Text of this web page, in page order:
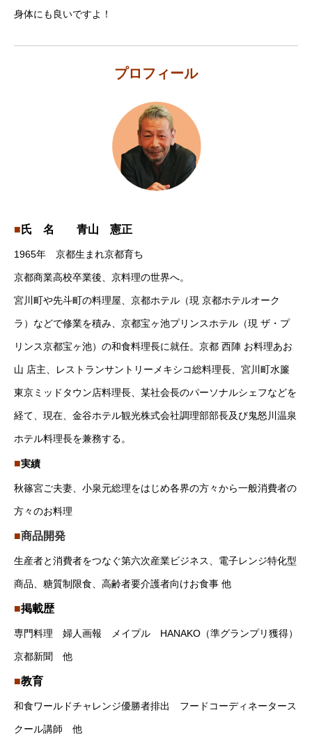
身体にも良いですよ！
プロフィール
■ 氏 名 青山 憲正
1965年 京都生まれ京都育ち
京都商業高校卒業後、京料理の世界へ。
宮川町や先斗町の料理屋、京都ホテル（現 京都ホテルオーク
ラ）などで修業を積み、京都宝ヶ池プリンスホテル（現 ザ・プ
リンス京都宝ヶ池）の和食料理長に就任。京都 西陣 お料理あお
山 店主、レストランサントリーメキシコ総料理長、宮川町水簾
東京ミッドタウン店料理長、某社会長のパーソナルシェフなどを
経て、現在、金谷ホテル観光株式会社調理部部長及び鬼怒川温泉
ホテル料理長を兼務する。
■実績
秋篠宮ご夫妻、小泉元総理をはじめ各界の方々から一般消費者の
方々のお料理
■商品開発
生産者と消費者をつなぐ第六次産業ビジネス、電子レンジ特化型
商品、糖質制限食、高齢者要介護者向けお食事 他
■掲載歴
専門料理 婦人画報 メイプル HANAKO（準グランプリ獲得）
京都新聞 他
■教育
和食ワールドチャレンジ優勝者排出 フードコーディネータース
クール講師 他